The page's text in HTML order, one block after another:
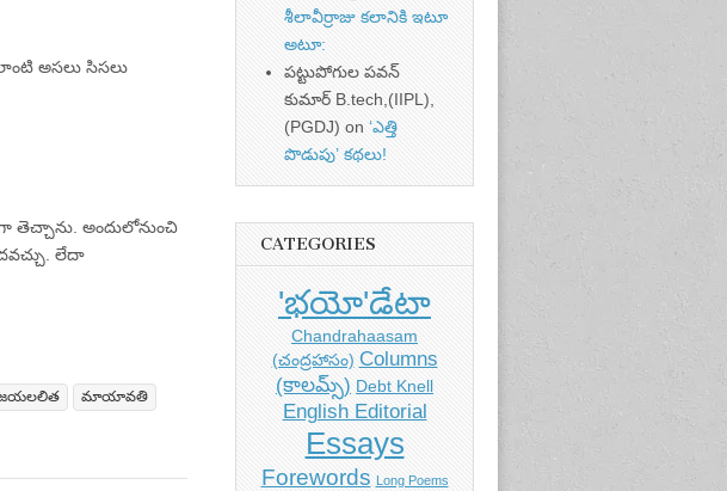
అసలు సిసలు
తెచ్చాను. అందులోనుంచి
లేదా
మాయావతి
శీలావీర్రాజు కలానికి ఇటూ
అటూ:
పట్టుపోగుల పవన్
కుమార్ B.tech,(IIPL),
(PGDJ) on ‘ఎత్తి
పొడుపు’ కథలు!
CATEGORIES
'భయో'డేటా
Chandrahaasam
(చంద్రహాసం) Columns
(కాలమ్స్) Debt Knell
English Editorial
Essays
Forewords Long Poems